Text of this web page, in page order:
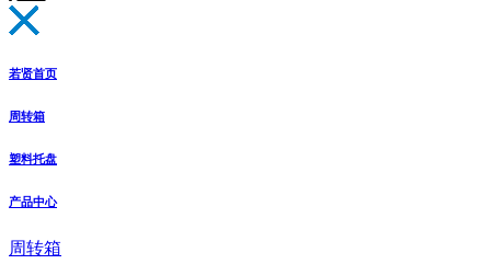
若贤首页
周转箱
塑料托盘
产品中心
周转箱